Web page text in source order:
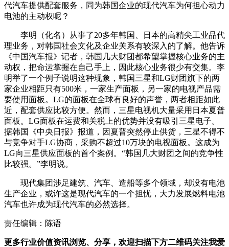
代汽车提供配套服务，同为韩国企业的现代汽车为何担心动力
电池的主动权呢？
李明（化名）从事了20多年韩国、日本的高精尖工业品代
理业务，对韩国社会文化及企业关系有较深入的了解。他告诉
《中国汽车报》记者，韩国几大财团都希望掌握核心业务的主
动权，把命运掌握在自己手上，因此核心业务很少有交集。李
明举了一个例子说明这种现象，韩国三星和LG财团旗下的两
家企业相距只有500米，一家生产面板，另一家的电视产品需
要使用面板。LG的面板在全球有良好的声誉，两者相距如此
近，配套供应比较方便。然而，三星电视机大量采用日本夏普
面板。LG面板在运费和关税上的优势并没有吸引三星电子。
据韩国《中央日报》报道，因夏普突然停止供货，三星不得不
与竞争对手LG协商，采购不超过10万块的电视面板。这成为
LG向三星供应面板的首个案例。“韩国几大财团之间的竞争性
比较强。”李明说。
现代集团涉足建筑、汽车、造船等多个领域，却没有电池
生产企业，或许这是现代汽车的一个担忧，大力发展燃料电池
汽车也许成为现代汽车的必然选择。
责任编辑：陈语
更多行业价值资讯浏览、分享，欢迎扫描下方二维码关注我爱